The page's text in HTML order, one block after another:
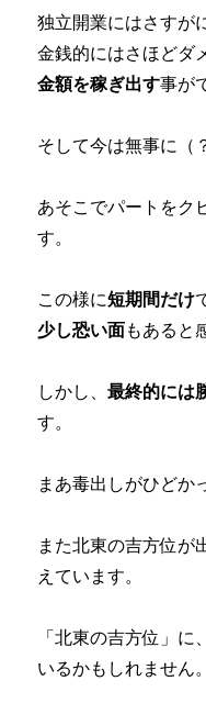
独立開業にはさすが
金銭的にはさほどダ
金額を稼ぎ出す事が
そして今は無事に（
あそこでパートをク
す。
この様に短期間だけ
少し恐い面もあると
しかし、最終的には
す。
まあ毒出しがひどか
また北東の吉方位が
えています。
「北東の吉方位」
いるかもしれません。